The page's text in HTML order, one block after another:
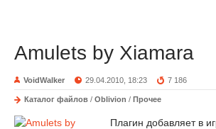
Amulets by Xiamara
VoidWalker 29.04.2010, 18:23 7 186
Каталог файлов / Oblivion / Прочее
Плагин добавляет в